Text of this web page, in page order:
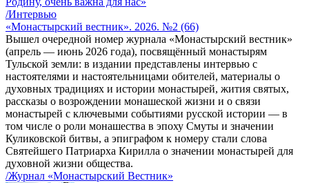
/Интервью
«Монастырский вестник». 2026. №2 (66)
Вышел очередной номер журнала «Монастырский вестник»
(апрель — июнь 2026 года), посвящённый монастырям
Тульской земли: в издании представлены интервью с
настоятелями и настоятельницами обителей, материалы о
духовных традициях и истории монастырей, жития святых,
рассказы о возрождении монашеской жизни и о связи
монастырей с ключевыми событиями русской истории — в
том числе о роли монашества в эпоху Смуты и значении
Куликовской битвы, а эпиграфом к номеру стали слова
Святейшего Патриарха Кирилла о значении монастырей для
духовной жизни общества.
/Журнал «Монастырский Вестник»